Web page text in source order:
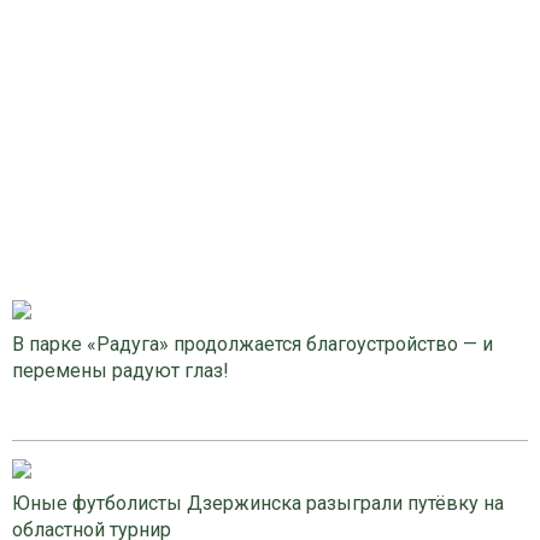
В парке «Радуга» продолжается благоустройство — и
перемены радуют глаз!
Юные футболисты Дзержинска разыграли путёвку на
областной турнир